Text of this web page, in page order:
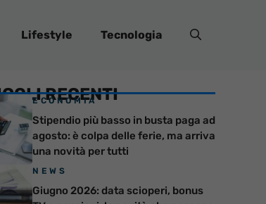
Lifestyle Tecnologia
RECENTI
ECONOMIA
Stipendio più basso in busta paga ad
agosto: è colpa delle ferie, ma arriva
una novità per tutti
NEWS
Giugno 2026: data scioperi, bonus